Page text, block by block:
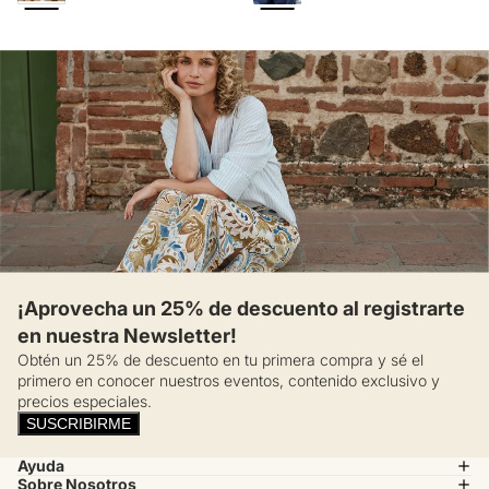
¡Aprovecha un 25% de descuento al registrarte
en nuestra Newsletter!
Obtén un 25% de descuento en tu primera compra y sé el
primero en conocer nuestros eventos, contenido exclusivo y
precios especiales.
SUSCRIBIRME
Ayuda
Sobre Nosotros